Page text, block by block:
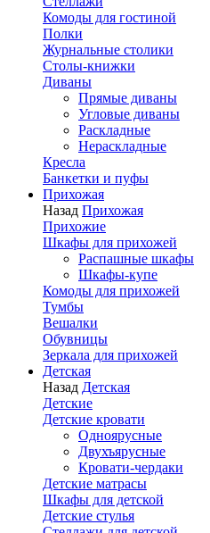
Комоды для гостиной
Полки
Журнальные столики
Столы-книжки
Диваны
Прямые диваны
Угловые диваны
Раскладные
Нераскладные
Кресла
Банкетки и пуфы
Прихожая
Назад Прихожая
Прихожие
Шкафы для прихожей
Распашные шкафы
Шкафы-купе
Комоды для прихожей
Тумбы
Вешалки
Обувницы
Зеркала для прихожей
Детская
Назад Детская
Детские
Детские кровати
Одноярусные
Двухъярусные
Кровати-чердаки
Детские матрасы
Шкафы для детской
Детские стулья